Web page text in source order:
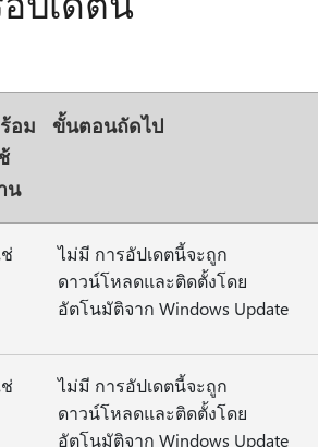
อม
น
ขั้นตอนถัดไป
ไม่มี การอัปเดตนี้จะถูก
ดาวน์โหลดและติดตั้งโดย
อัตโนมัติจาก Windows Update
ไม่มี การอัปเดตนี้จะถูก
ดาวน์โหลดและติดตั้งโดย
อัตโนมัติจาก Windows Update